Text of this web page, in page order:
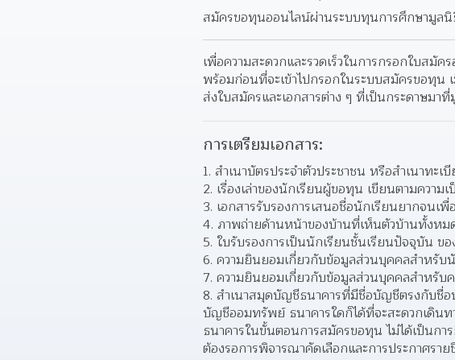
สมัครขอทุนออนไลน์ผ่านระบบทุนการศึกษามูล
เพื่อความสะดวกและรวดเร็วในการกรอกใบส
พร้อมก่อนที่จะเข้าไปกรอกในระบบสมัครขอทุน
ส่งใบสมัครและเอกสารต่าง ๆ ที่เป็นกระดาษมา
การเตรียมเอกสาร:
1. สำเนาบัตรประจำตัวประชาชน หรือสำเนาทะ
2. เรื่องเล่าของนักเรียนผู้ขอทุน เขียนตามควา
3. เอกสารรับรองการเสนอชื่อนักเรียนยากจน
4. ภาพถ่ายด้านหน้าของบ้านที่เห็นตัวบ้านทั้งหม
5. ใบรับรองการเป็นนักเรียนชั้นเรียนปัจจุบัน ข
6. ความยินยอมเกี่ยวกับข้อมูลส่วนบุคคลสำหรับ
7. ความยินยอมเกี่ยวกับข้อมูลส่วนบุคคลสำหรับ
8. สำเนาสมุดบัญชีธนาคารที่มีชื่อบัญชีตรงกับชื่
บัญชีออมทรัพย์ ธนาคารใดก็ได้ที่จะสะดวกเดิน
ธนาคารในขั้นตอนการสมัครขอทุน ไม่ได้เป็นก
ต้องรอการพิจารณาคัดเลือกและการประกาศร